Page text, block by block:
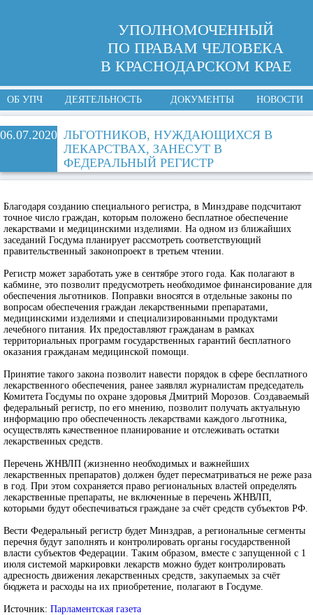
УПОЛНОМОЧЕННЫЙ
ПО ПРАВАМ ЧЕЛОВЕКА
В КРАСНОДАРСКОМ КРАЕ
ОБ УПЧ ДЕЯТЕЛЬНОСТЬ ДОКУМЕНТЫ НОВОСТИ
06.07.2020 ЛЬГОТНИКОВ, НУЖДАЮЩИХСЯ В
ЛЕКАРСТВАХ, ЗАНЕСУТ В
ФЕДЕРАЛЬНЫЙ РЕГИСТР
Благодаря созданию специального регистра, в Минздраве подсчитают
точное число граждан, которым положено бесплатное обеспечение
лекарствами и медицинскими изделиями. На одном из ближайших
заседаний Госдума планирует рассмотреть соответствующий
правительственный законопроект в третьем чтении.
Регистр может заработать уже в сентябре этого года. Как полагают в
кабмине, это позволит предусмотреть необходимое финансирование для
обеспечения льготников. Поправки вносятся в отдельные законы по
вопросам обеспечения граждан лекарственными препаратами,
медицинскими изделиями и специализированными продуктами
лечебного питания. Их предоставляют гражданам в рамках
территориальных программ государственных гарантий бесплатного
оказания гражданам медицинской помощи.
Принятие такого закона позволит навести порядок в сфере бесплатного
лекарственного обеспечения, ранее заявлял журналистам председатель
Комитета Госдумы по охране здоровья Дмитрий Морозов. Создаваемый
федеральный регистр, по его мнению, позволит получать актуальную
информацию про обеспеченность лекарствами каждого льготника,
осуществлять качественное планирование и отслеживать остатки
лекарственных средств.
Перечень ЖНВЛП (жизненно необходимых и важнейших
лекарственных препаратов) должен будет пересматриваться не реже раза
в год. При этом сохраняется право региональных властей определять
лекарственные препараты, не включенные в перечень ЖНВЛП,
которыми будут обеспечиваться граждане за счёт средств субъектов РФ.
Вести Федеральный регистр будет Минздрав, а региональные сегменты
перечня будут заполнять и контролировать органы государственной
власти субъектов Федерации. Таким образом, вместе с запущенной с 1
июля системой маркировки лекарств можно будет контролировать
адресность движения лекарственных средств, закупаемых за счёт
бюджета и расходы на их приобретение, полагают в Госдуме.
Источник: Парламентская газета